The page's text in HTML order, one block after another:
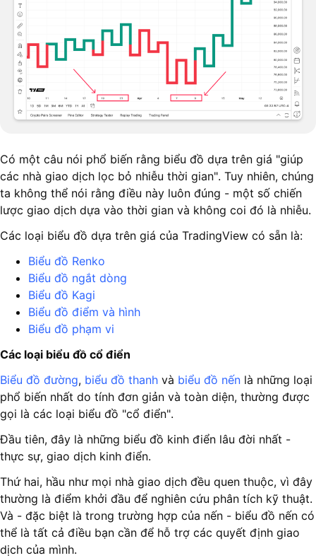
Có một câu nói phổ biến rằng biểu đồ dựa trên giá "giúp
các nhà giao dịch lọc bỏ nhiễu thời gian". Tuy nhiên, chúng
ta không thể nói rằng điều này luôn đúng - một số chiến
lược giao dịch dựa vào thời gian và không coi đó là nhiễu.
Các loại biểu đồ dựa trên giá của TradingView có sẵn là:
Biểu đồ Renko
Biểu đồ ngắt dòng
Biểu đồ Kagi
Biểu đồ điểm và hình
Biểu đồ phạm vi
Các loại biểu đồ cổ điển
Biểu đồ đường, biểu đồ thanh và biểu đồ nến là những loại
phổ biến nhất do tính đơn giản và toàn diện, thường được
gọi là các loại biểu đồ "cổ điển".
Đầu tiên, đây là những biểu đồ kinh điển lâu đời nhất -
thực sự, giao dịch kinh điển.
Thứ hai, hầu như mọi nhà giao dịch đều quen thuộc, vì đây
thường là điểm khởi đầu để nghiên cứu phân tích kỹ thuật.
Và - đặc biệt là trong trường hợp của nến - biểu đồ nến có
thể là tất cả điều bạn cần để hỗ trợ các quyết định giao
dịch của mình.